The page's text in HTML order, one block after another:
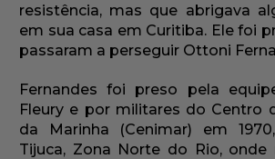
resistência, mas que abrigava
em sua casa em Curitiba. Ele foi
passaram a perseguir Ottoni
Fernandes foi preso pela
Fleury e por militares do Centro
da Marinha (Cenimar) em
Tijuca, Zona Norte do Rio, onde